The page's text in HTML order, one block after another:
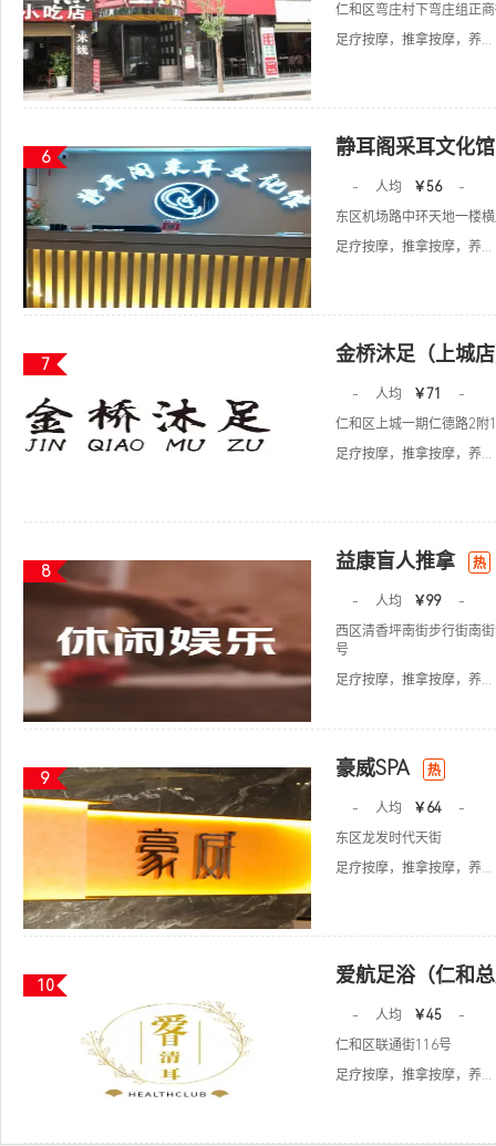
仁和区弯庄村下弯庄组正
足疗按摩，推拿按摩，养...
6 静耳阁采耳文化馆
- 人均 ￥56
-
东区机场路中环天地一楼
足疗按摩，推拿按摩，养...
7 金桥沐足（上城
- 人均 ￥71
-
仁和区上城一期仁德路2附
足疗按摩，推拿按摩，养...
8 益康盲人推拿 热
- 人均 ￥99
-
西区清香坪南街步行街南
号
足疗按摩，推拿按摩，养...
9 豪威SPA 热
- 人均 ￥64
-
东区龙发时代天街
足疗按摩，推拿按摩，养...
10 爱航足浴（仁和
- 人均 ￥45
-
仁和区联通街116号
足疗按摩，推拿按摩，养...